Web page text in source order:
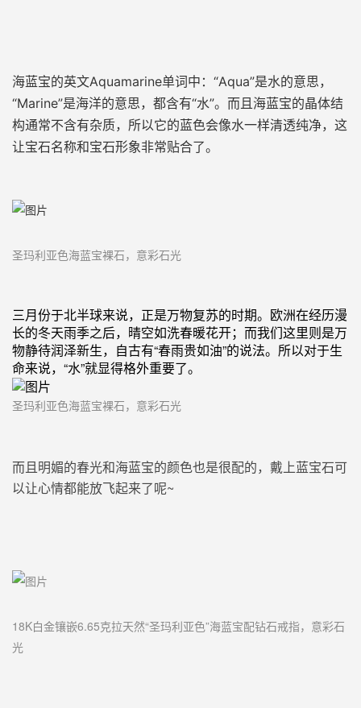
海蓝宝的英文Aquamarine单词中：“Aqua”是水的意思，
“Marine”是海洋的意思，都含有“水”。而且海蓝宝的晶体结
构通常不含有杂质，所以它的蓝色会像水一样清透纯净，这
让宝石名称和宝石形象非常贴合了。
圣玛利亚色海蓝宝裸石，意彩石光
三月份于北半球来说，正是万物复苏的时期。 欧洲在经历漫
长的冬天雨季之后， 晴空如洗春暖花开；而我们这里则是万
物静待润泽新生， 自古有“春雨贵如油”的说法。 所以对于生
命来说， “水”就显得格外重要了。
圣玛利亚色海蓝宝裸石，意彩石光
而且明媚的春光和海蓝宝的颜色也是很配的，戴上蓝宝石可
以让心情都能放飞起来了呢~
18K白金镶嵌6.65克拉天然“圣玛利亚色”海蓝宝配钻石戒指， 意彩石
光